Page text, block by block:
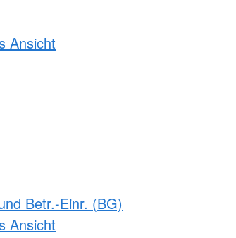
Ansicht
Betr.-Einr. (BG)
Ansicht